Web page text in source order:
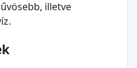
illetve